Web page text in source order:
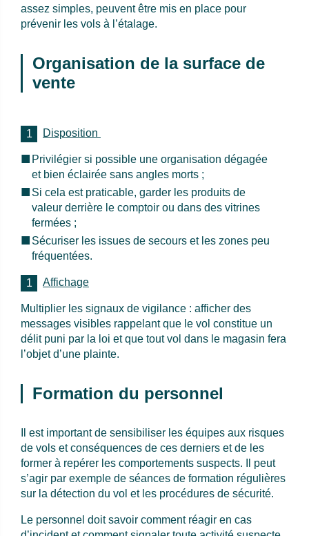
assez simples, peuvent être mis en place pour
prévenir les vols à l’étalage.
Organisation de la surface de
vente
Disposition
Privilégier si possible une organisation dégagée
et bien éclairée sans angles morts ;
Si cela est praticable, garder les produits de
valeur derrière le comptoir ou dans des vitrines
fermées ;
Sécuriser les issues de secours et les zones peu
fréquentées.
Affichage
Multiplier les signaux de vigilance : afficher des
messages visibles rappelant que le vol constitue un
délit puni par la loi et que tout vol dans le magasin fera
l’objet d’une plainte.
Formation du personnel
Il est important de sensibiliser les équipes aux risques
de vols et conséquences de ces derniers et de les
former à repérer les comportements suspects. Il peut
s’agir par exemple de séances de formation régulières
sur la détection du vol et les procédures de sécurité.
Le personnel doit savoir comment réagir en cas